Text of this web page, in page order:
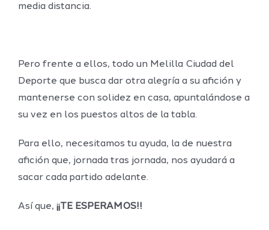
media distancia.
Pero frente a ellos, todo un Melilla Ciudad del
Deporte que busca dar otra alegría a su afición y
mantenerse con solidez en casa, apuntalándose a
su vez en los puestos altos de la tabla.
Para ello, necesitamos tu ayuda, la de nuestra
afición que, jornada tras jornada, nos ayudará a
sacar cada partido adelante.
Así que, ¡¡TE ESPERAMOS!!